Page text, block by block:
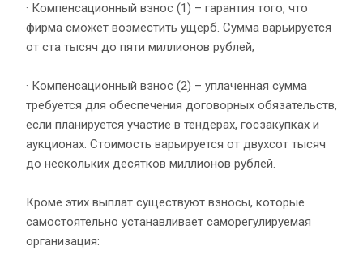
· Компенсационный взнос (1) – гарантия того, что
фирма сможет возместить ущерб. Сумма варьируется
от ста тысяч до пяти миллионов рублей;
· Компенсационный взнос (2) – уплаченная сумма
требуется для обеспечения договорных обязательств,
если планируется участие в тендерах, госзакупках и
аукционах. Стоимость варьируется от двухсот тысяч
до нескольких десятков миллионов рублей.
Кроме этих выплат существуют взносы, которые
самостоятельно устанавливает саморегулируемая
организация: